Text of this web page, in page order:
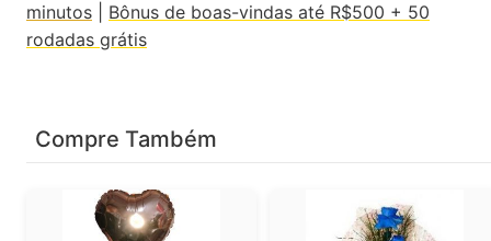
minutos
Bônus de boas-vindas até R$500 + 50
rodadas grátis
Compre Também